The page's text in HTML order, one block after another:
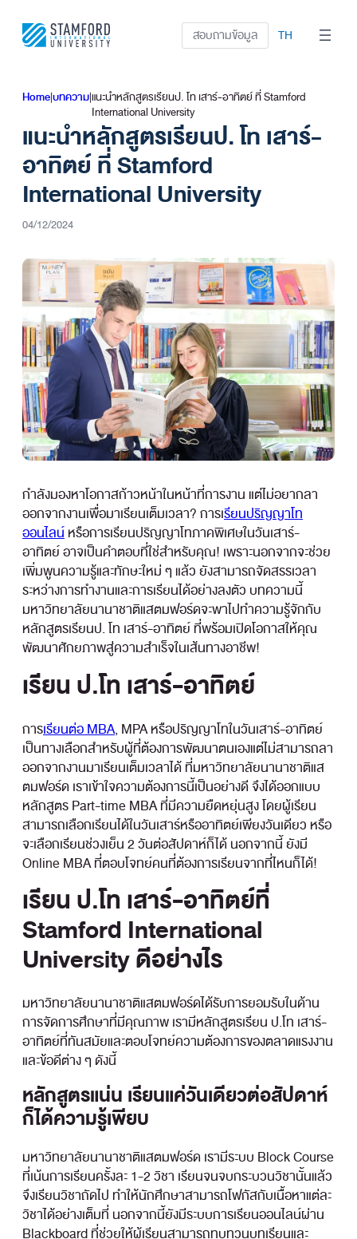
สอบถามข้อมูล TH
Home|บทความ|แนะนำหลักสูตรเรียนป. โท เสาร์-อาทิตย์ ที่ Stamford
International University
แนะนำหลักสูตรเรียนป. โท เสาร์-
อาทิตย์ที่ Stamford
International University
04/12/2024
กำลังมองหาโอกาสก้าวหน้าในหน้าที่การงาน แต่ไม่อยากลา
ออกจากงานเพื่อมาเรียนเต็มเวลา? การเรียนปริญญาโท
ออนไลน์หรือการเรียนปริญญาโทภาคพิเศษในวันเสาร์-
อาทิตย์ อาจเป็นคำตอบที่ใช่สำหรับคุณ! เพราะนอกจากจะช่วย
เพิ่มพูนความรู้และทักษะใหม่ ๆ แล้ว ยังสามารถจัดสรรเวลา
ระหว่างการทำงานและการเรียนได้อย่างลงตัว บทความนี้
มหาวิทยาลัยนานาชาติแสตมฟอร์ดจะพาไปทำความรู้จักกับ
หลักสูตรเรียนป. โท เสาร์-อาทิตย์ ที่พร้อมเปิดโอกาสให้คุณ
พัฒนาศักยภาพสู่ความสำเร็จในเส้นทางอาชีพ!
เรียน ป.โท เสาร์-อาทิตย์
การเรียนต่อ MBA, MPA หรือปริญญาโทในวันเสาร์-อาทิตย์
เป็นทางเลือกสำหรับผู้ที่ต้องการพัฒนาตนเองแต่ไม่สามารถลา
ออกจากงานมาเรียนเต็มเวลาได้ ที่มหาวิทยาลัยนานาชาติแส
ตมฟอร์ด เราเข้าใจความต้องการนี้เป็นอย่างดี จึงได้ออกแบบ
หลักสูตร Part-time MBA ที่มีความยืดหยุ่นสูง โดยผู้เรียน
สามารถเลือกเรียนได้ในวันเสาร์หรืออาทิตย์เพียงวันเดียว หรือ
จะเลือกเรียนช่วงเย็น 2 วันต่อสัปดาห์ก็ได้ นอกจากนี้ ยังมี
Online MBA ที่ตอบโจทย์คนที่ต้องการเรียนจากที่ไหนก็ได้!
เรียน ป.โท เสาร์-อาทิตย์ที่
Stamford International
University ดีอย่างไร
มหาวิทยาลัยนานาชาติแสตมฟอร์ดได้รับการยอมรับในด้าน
การจัดการศึกษาที่มีคุณภาพ เรามีหลักสูตรเรียน ป.โท เสาร์-
อาทิตย์ที่ทันสมัยและตอบโจทย์ความต้องการของตลาดแรงงาน
และข้อดีต่าง ๆ ดังนี้
หลักสูตรแน่น เรียนแค่วันเดียวต่อสัปดาห์
ก็ได้ความรู้เพียบ
มหาวิทยาลัยนานาชาติแสตมฟอร์ด เรามีระบบ Block Course
ที่เน้นการเรียนครั้งละ 1-2 วิชา เรียนจนจบกระบวนวิชานั้นแล้ว
จึงเรียนวิชาถัดไป ทำให้นักศึกษาสามารถโฟกัสกับเนื้อหาแต่ละ
วิชาได้อย่างเต็มที่ นอกจากนี้ยังมีระบบการเรียนออนไลน์ผ่าน
Blackboard ที่ช่วยให้ผู้เรียนสามารถทบทวนบทเรียนและ